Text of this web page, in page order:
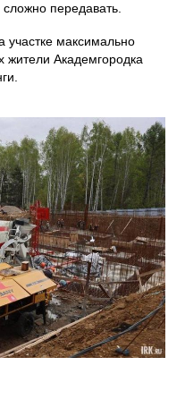
передавать.
участке максимально
жители Академгородка